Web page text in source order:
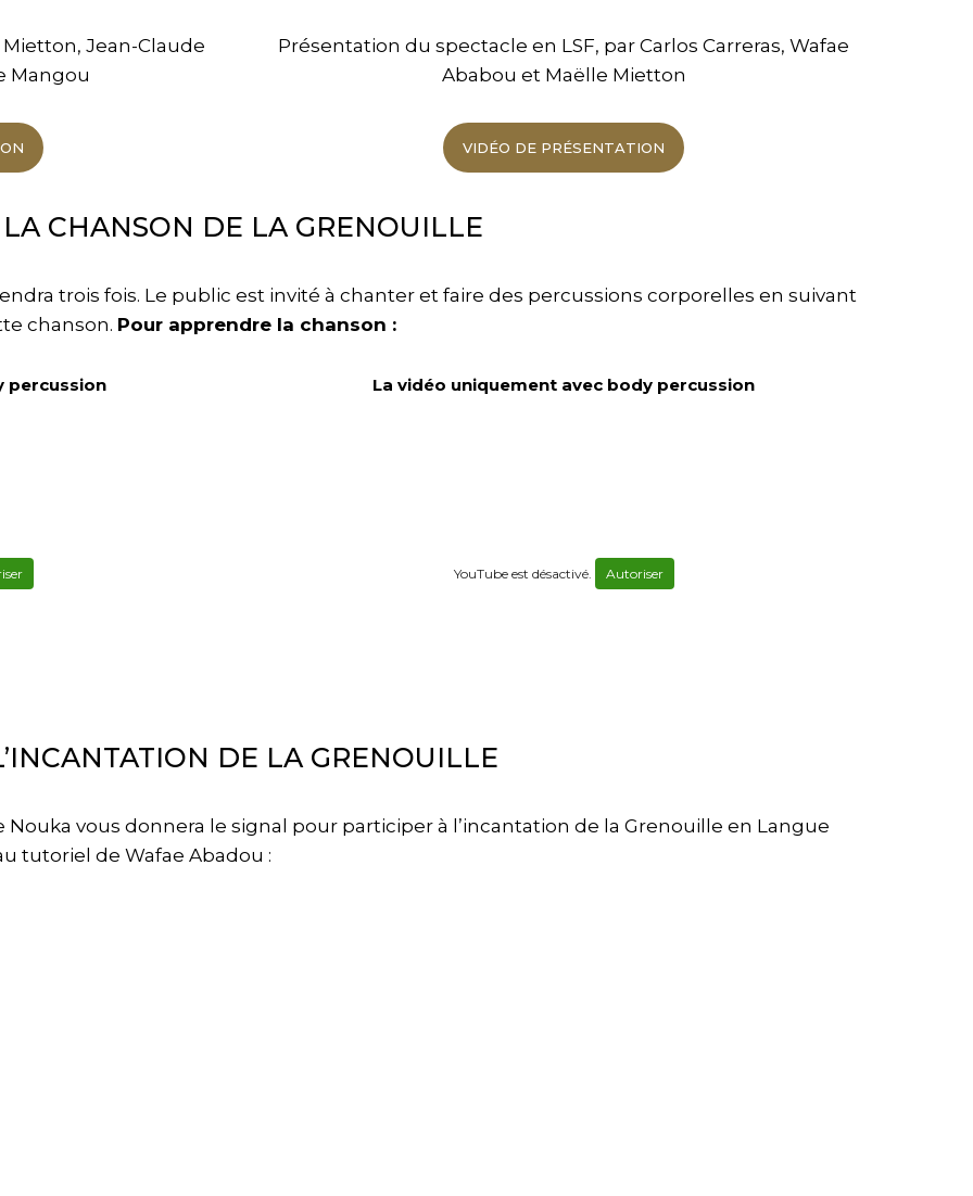
Jean-Claude
Mangou
Présentation du spectacle en LSF, par Carlos Carreras, Wafae
Ababou et Maëlle Mietton
VIDÉO DE PRÉSENTATION
LA CHANSON DE LA GRENOUILLE
trois fois. Le public est invité à chanter et faire des percussions corporelles en suivant
chanson. Pour apprendre la chanson :
percussion La vidéo uniquement avec body percussion
YouTube est désactivé. Autoriser
DE LA GRENOUILLE
vous donnera le signal pour participer à l’incantation de la Grenouille en Langue
tutoriel de Wafae Abadou :